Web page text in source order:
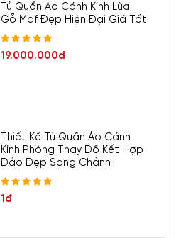
Tủ Quần Áo Cánh Kính Lùa
Gỗ Mdf Đẹp Hiện Đại Giá Tốt
19.000.000đ
Thiết Kế Tủ Quần Áo Cánh
Kính Phòng Thay Đồ Kết Hợp
Đảo Đẹp Sang Chảnh
1đ